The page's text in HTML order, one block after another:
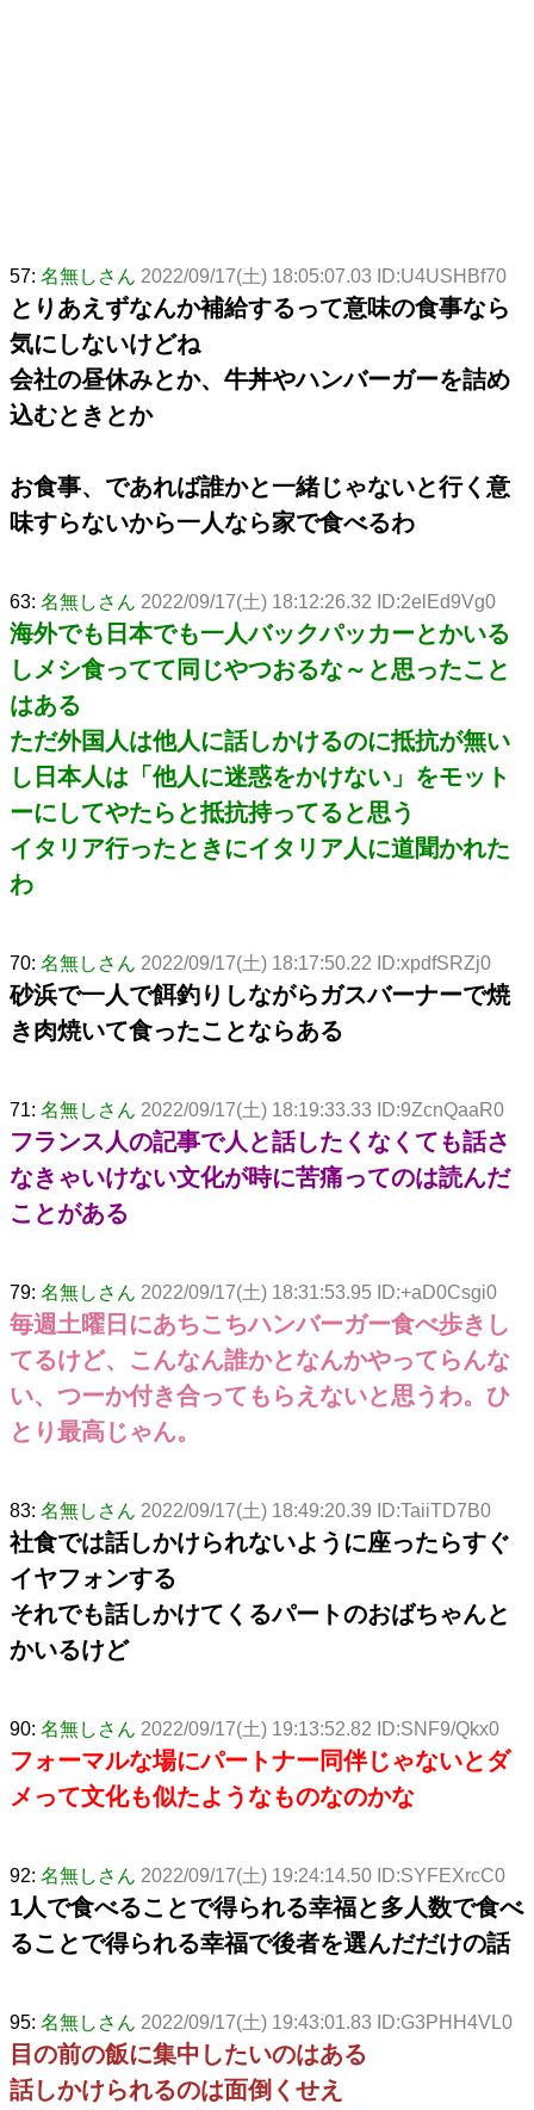
57: 名無しさん 2022/09/17(土) 18:05:07.03 ID:U4USHBf70
とりあえずなんか補給するって意味の食事なら
気にしないけどね
会社の昼休みとか、牛丼やハンバーガーを詰め
込むときとか
お食事、であれば誰かと一緒じゃないと行く意
味すらないから一人なら家で食べるわ
63: 名無しさん 2022/09/17(土) 18:12:26.32 ID:2elEd9Vg0
海外でも日本でも一人バックパッカーとかいる
しメシ食ってて同じやつおるな～と思ったこと
はある
ただ外国人は他人に話しかけるのに抵抗が無い
し日本人は「他人に迷惑をかけない」をモット
ーにしてやたらと抵抗持ってると思う
イタリア行ったときにイタリア人に道聞かれた
わ
70: 名無しさん 2022/09/17(土) 18:17:50.22 ID:xpdfSRZj0
砂浜で一人で餌釣りしながらガスバーナーで焼
き肉焼いて食ったことならある
71: 名無しさん 2022/09/17(土) 18:19:33.33 ID:9ZcnQaaR0
フランス人の記事で人と話したくなくても話さ
なきゃいけない文化が時に苦痛ってのは読んだ
ことがある
79: 名無しさん 2022/09/17(土) 18:31:53.95 ID:+aD0Csgi0
毎週土曜日にあちこちハンバーガー食べ歩きし
てるけど、こんなん誰かとなんかやってらんな
い、つーか付き合ってもらえないと思うわ。ひ
とり最高じゃん。
83: 名無しさん 2022/09/17(土) 18:49:20.39 ID:TaiiTD7B0
社食では話しかけられないように座ったらすぐ
イヤフォンする
それでも話しかけてくるパートのおばちゃんと
かいるけど
90: 名無しさん 2022/09/17(土) 19:13:52.82 ID:SNF9/Qkx0
フォーマルな場にパートナー同伴じゃないとダ
メって文化も似たようなものなのかな
92: 名無しさん 2022/09/17(土) 19:24:14.50 ID:SYFEXrcC0
1人で食べることで得られる幸福と多人数で食べ
ることで得られる幸福で後者を選んだだけの話
95: 名無しさん 2022/09/17(土) 19:43:01.83 ID:G3PHH4VL0
目の前の飯に集中したいのはある
話しかけられるのは面倒くせえ